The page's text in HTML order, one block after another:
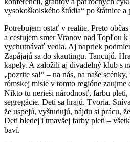
vysokoškolského štúdia“ po štátnice a
Potrebujem ostať v realite. Preto
a cestujem smer Vranov nad Topľou
vychutnávať vedia. Aj napriek
Zapájajú sa do skautingu. Tancujú.
kapely. A založili aj divadelný klub s
„pozrite sa!“ – na nás, na naše
rómskej misie v tomto regióne
Nikto tu nerieši národnosť, farbu pleti,
segregácie. Deti sa hrajú. Tvoria.
že uspejú, vyštudujú, nájdu si prácu,
Deti bledej i tmavšej farby pleti –
baví.